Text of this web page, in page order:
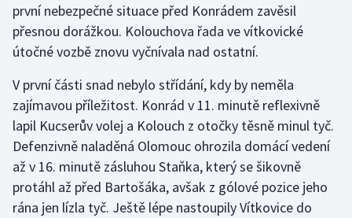
Gymnastika
Házená
Jezdectví
Judo
Krasobruslení
Lezení
první nebezpečné situace před Konrádem zavěsil
přesnou dorážkou. Kolouchova řada ve vítkovické
útočné vozbě znovu vyčnívala nad ostatní.
V první části snad nebylo střídání, kdy by neměla
zajímavou příležitost. Konrád v 11. minutě reflexivně
lapil Kucserův volej a Kolouch z otočky těsně minul tyč.
Defenzivně naladěná Olomouc ohrozila domácí vedení
až v 16. minutě zásluhou Staňka, který se šikovně
protáhl až před Bartošáka, avšak z gólové pozice jeho
rána jen lízla tyč. Ještě lépe nastoupily Vítkovice do